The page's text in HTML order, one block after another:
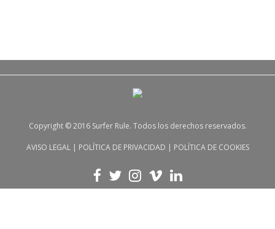
Copyright © 2016 Surfer Rule. Todos los derechos reservados.
AVISO LEGAL| POLÍTICA DE PRIVACIDAD | POLÍTICA DE COOKIES